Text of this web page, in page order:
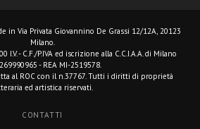
in Via Privata Giovannino De Grassi 12/12A, 20123
Milano.
I.V. - C.F./P.IVA ed iscrizione alla C.C.I.A.A. di Milano
- REA MI-2519578.
al ROC con il n.37767. Tutti i diritti di proprietà
ed artistica riservati.
CONTATTI